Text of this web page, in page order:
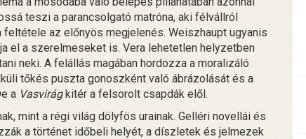
teszi a parancsolgató matróna, aki félvállról
feltétele az előnyös megjelenés. Weiszhaupt ugyanis
el a szerelmeseket is. Vera lehetetlen helyzetben
neki. A felállás magában hordozza a moralizáló
tőkés puszta gonoszként való ábrázolását és a
a Vasvirágkitér a felsorolt csapdák elől.
mint a régi világ dölyfös urainak. Gelléri novellái és
a történet időbeli helyét, a díszletek és jelmezek